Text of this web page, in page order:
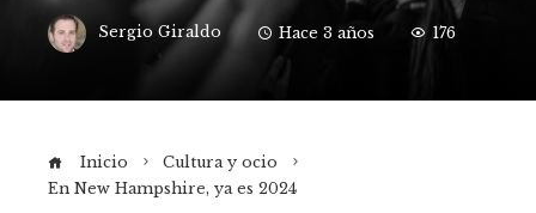
Sergio Giraldo Hace 3 años 176
Inicio
Cultura y ocio
En New Hampshire, ya es 2024